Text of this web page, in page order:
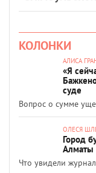
КОЛОНКИ
АЛИСА
«Я
суде
Вопрос о сумме
ОЛЕСЯ
Город
Алматы
Что увидели